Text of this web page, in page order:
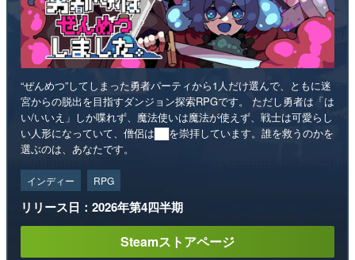
“ぜんめつ”してしまった勇者パーティから1人だけ選んで、ともに迷
宮からの脱出を目指すダンジョン探索RPGです。 ただし勇者は「は
い/いいえ」しか喋れず、魔法使いは魔法が使えず、戦士は可愛らし
い人形になっていて、僧侶は██を崇拝しています。誰を救うのかを
選ぶのは、あなたです。
インディー RPG
リリース日：2026年第4四半期
Steamストアページ